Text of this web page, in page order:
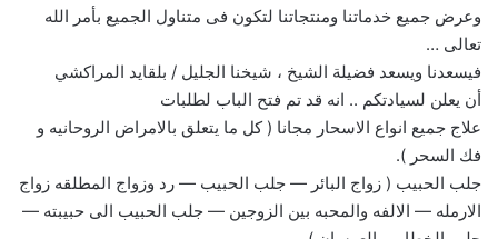
وعرض جميع خدماتنا ومنتجاتنا لتكون فى متناول الجميع بأمر الله
تعالى …
فيسعدنا ويسعد فضيلة الشيخ ، شيخنا الجليل / بلقايد المراكشي
أن يعلن لسيادتكم .. انه قد تم فتح الباب لطلبات
علاج جميع انواع الاسحار مجانا ( كل ما يتعلق بالامراض الروحانيه و
فك السحر ).
جلب الحبيب ( زواج البائر — جلب الحبيب — رد وزواج المطلقه زواج
الارمله — الالفه والمحبه بين الزوجين — جلب الحبيب الى حبيبته —